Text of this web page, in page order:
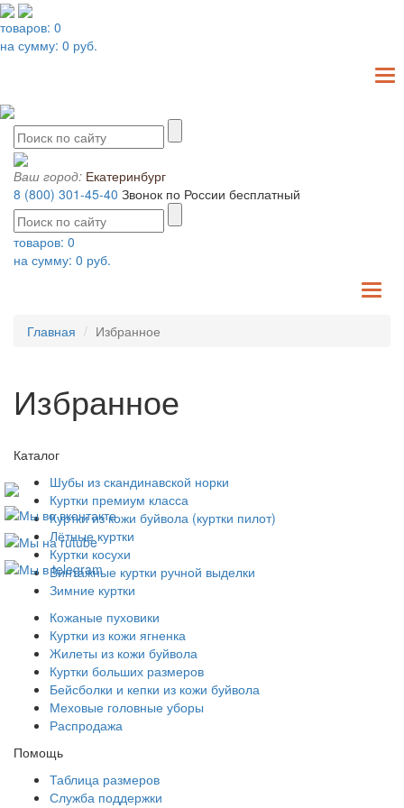
товаров: 0
на сумму: 0 руб.
Ваш город: Екатеринбург
8 (800) 301-45-40 Звонок по России бесплатный
товаров: 0
на сумму: 0 руб.
Главная Избранное
Избранное
Каталог
Шубы из скандинавской норки
Куртки премиум класса
Куртки из кожи буйвола (куртки пилот)
Лётные куртки
Куртки косухи
Винтажные куртки ручной выделки
Зимние куртки
Кожаные пуховики
Куртки из кожи ягненка
Жилеты из кожи буйвола
Куртки больших размеров
Бейсболки и кепки из кожи буйвола
Меховые головные уборы
Распродажа
Помощь
Таблица размеров
Служба поддержки